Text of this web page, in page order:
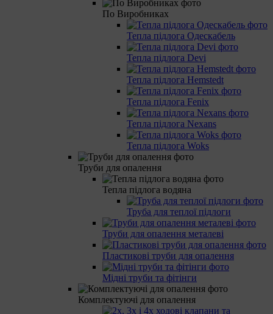
По Виробниках
Тепла підлога Одескабель
Тепла підлога Devi
Тепла підлога Hemstedt
Тепла підлога Fenix
Тепла підлога Nexans
Тепла підлога Woks
Труби для опалення
Тепла підлога водяна
Труба для теплої підлоги
Труби для опалення металеві
Пластикові труби для опалення
Мідні труби та фітінги
Комплектуючі для опалення